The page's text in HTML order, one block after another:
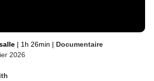
| 1h 26min | Documentaire
2026